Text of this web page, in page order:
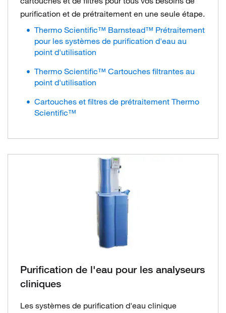
purification et de prétraitement en une seule étape.
Thermo Scientific™ Barnstead™ Prétraitement
pour les systèmes de purification d'eau au
point d'utilisation
Thermo Scientific™ Cartouches filtrantes au
point d'utilisation
Cartouches et filtres de prétraitement Thermo
Scientific™
Purification de l'eau pour les analyseurs
cliniques
Les systèmes de purification d'eau clinique